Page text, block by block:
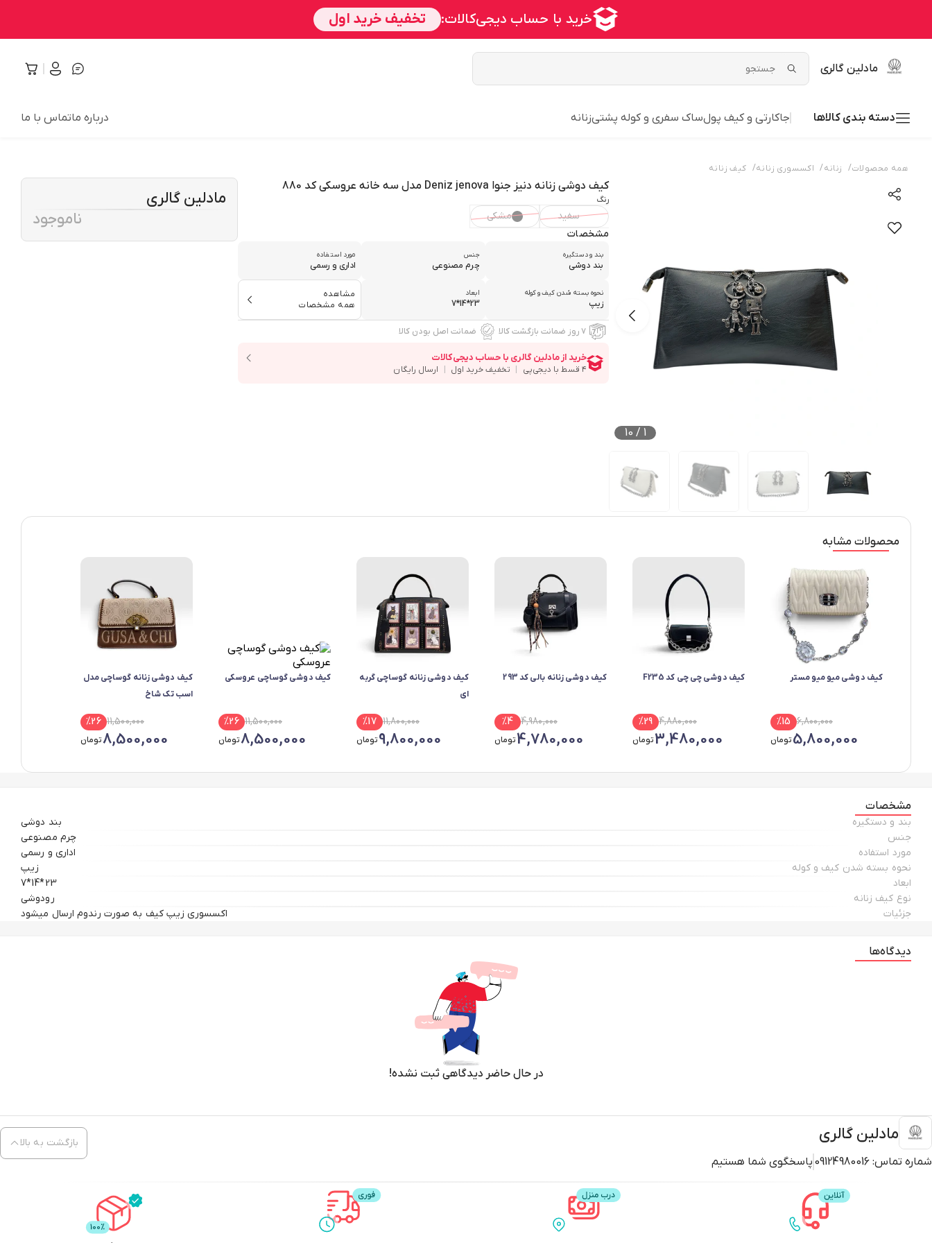
مادلین گالری
دسته بندی کالاها جاکارتی و کیف پولساک سفری و کوله پشتیزنانه درباره ماتماس با ما
همه محصولات/ زنانه/ اکسسوری زنانه/ کیف زنانه
1
/
10
کیف دوشی زنانه دنیز جنوا Deniz jenova مدل سه خانه عروسکی کد 880
رنگ
سفید
مشکی
مشخصات
بند و دستگیره
بند دوشی
جنس
چرم مصنوعی
مورد استفاده
اداری و رسمی
نحوه بسته شدن کیف و کوله
زیپ
ابعاد
23*14*7
مشاهده
همه مشخصات
۷ روز ضمانت بازگشت کالا ضمانت اصل بودن کالا
مادلین گالری
ناموجود
محصولات مشابه
کیف دوشی میو میو مستر
6,800,000
%15
5,800,000تومان
کیف دوشی چی چی کد F235
4,880,000
%29
3,480,000تومان
کیف دوشی زنانه بالی کد 293
4,980,000
%4
4,780,000تومان
کیف دوشی زنانه گوساچی گربه
ای
11,800,000
%17
9,800,000تومان
کیف دوشی گوساچی عروسکی
11,500,000
%26
8,500,000تومان
کیف دوشی زنانه گوساچی مدل
اسب تک شاخ
11,500,000
%26
8,500,000تومان
مشخصات
بند و دستگیره
بند دوشی
جنس
چرم مصنوعی
مورد استفاده
اداری و رسمی
نحوه بسته شدن کیف و کوله
زیپ
ابعاد
23*14*7
نوع کیف زنانه
رودوشی
جزئیات
اکسسوری زیپ کیف به صورت رندوم ارسال میشود
دیدگاه‌ها
در حال حاضر دیدگاهی ثبت نشده!
مادلین گالری
شماره تماس: 09124980016 پاسخگوی شما هستیم
بازگشت به بالا